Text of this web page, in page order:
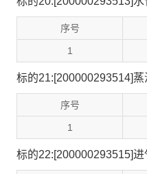
序号
1
标的21:[200000293514]
序号
1
标的22:[200000293515]